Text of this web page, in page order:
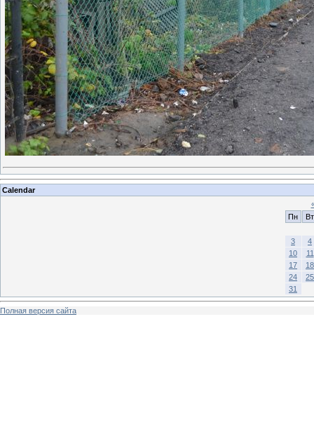
Calendar
Пн
Вт
3
4
10
11
17
18
24
25
31
Полная версия сайта